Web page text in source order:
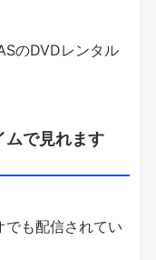
のDVDレンタル
で見れます
も配信されてい